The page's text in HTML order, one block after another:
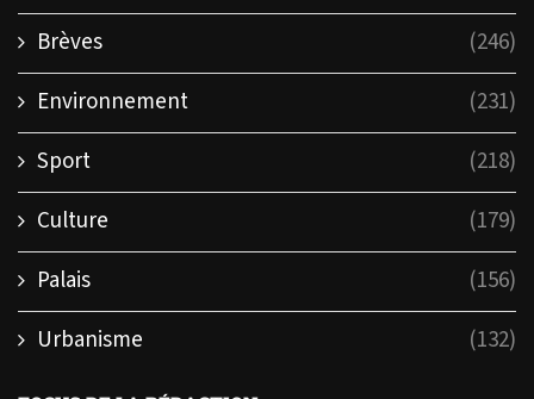
Brèves
(246)
Environnement
(231)
Sport
(218)
Culture
(179)
Palais
(156)
Urbanisme
(132)